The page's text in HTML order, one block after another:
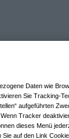
Daten wie
Sie Tracking-
aufgeführten
Tracker
dieses Menü
auf den Link